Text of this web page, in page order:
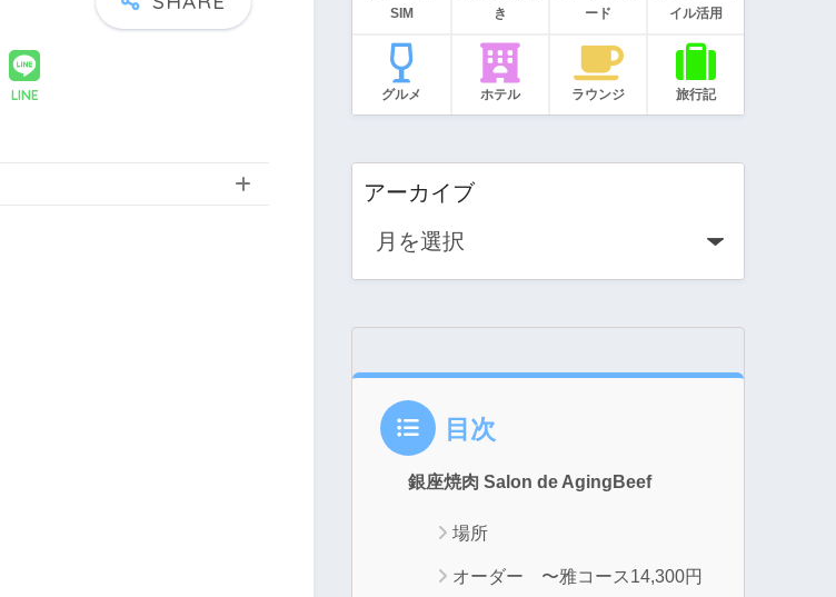
LINE
SIM
き
ード
イル活用
グルメ ホテル ラウンジ 旅行記
アーカイブ
目次
銀座焼肉 Salon de AgingBeef
場所
オーダー 〜雅コース14,300円